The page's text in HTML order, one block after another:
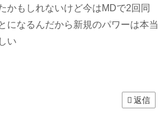
かもしれないけど今はMDで2回同
になるんだから新規のパワーは本当
い
返信